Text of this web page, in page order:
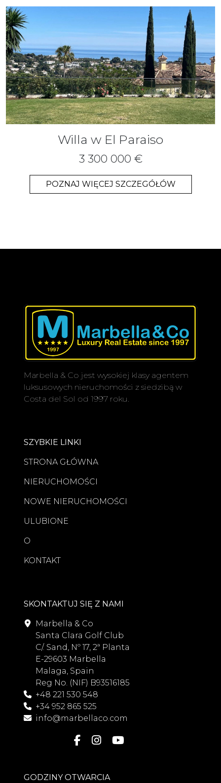
Willa w El Paraiso
3 300 000 €
POZNAJ WIĘCEJ SZCZEGÓŁÓW
Marbella & Co jest wysokiej klasy agentem
luksusowych nieruchomości z siedzibą w
Costa del Sol od 1997 roku.
SZYBKIE LINKI
STRONA GŁÓWNA
NIERUCHOMOŚCI
NOWE NIERUCHOMOŚCI
ULUBIONE
O
KONTAKT
SKONTAKTUJ SIĘ Z NAMI
Marbella & Co
Santa Clara Golf Club
C/. Sand, Nº 17, 2ª Planta
E-29603 Marbella
Malaga, Spain
Reg No. (NIF) B93516185
+48 221 530 548
+34 952 865 525
info@marbellaco.com
GODZINY OTWARCIA